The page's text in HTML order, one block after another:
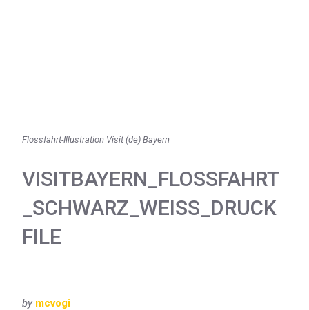
Flossfahrt-Illustration Visit (de) Bayern
VISITBAYERN_FLOSSFAHRT
_SCHWARZ_WEISS_DRUCKF
ILE
by mcvogi